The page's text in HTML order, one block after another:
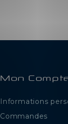
Mon
Informations
Commandes